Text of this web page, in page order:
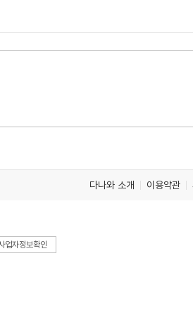
다나와 소개 이용약관
업자정보확인